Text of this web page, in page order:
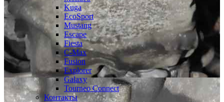
Kuga
EcoSport
Mustang
Escape
Fiesta
C-Max
Fusion
Explorer
Galaxy
Tourneo Connect
Контакты